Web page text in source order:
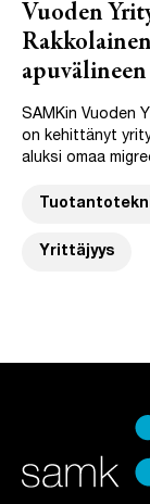
Vuoden
SAMKin Vuoden
on kehittänyt
aluksi omaa
Yrittäjyys